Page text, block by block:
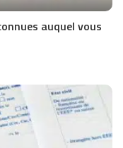
auquel vous